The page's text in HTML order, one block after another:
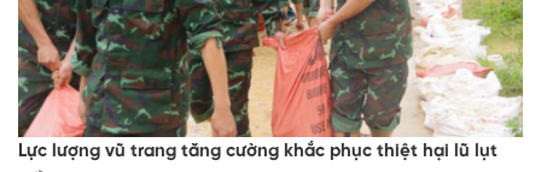
Lực lượng vũ trang tăng cường khắc phục thiệt hại lũ lụt